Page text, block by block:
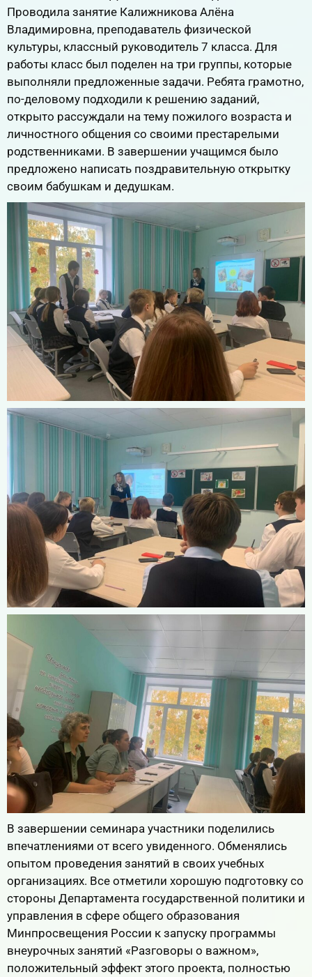
Проводила занятие Калижникова Алёна
Владимировна, преподаватель физической
культуры, классный руководитель 7 класса. Для
работы класс был поделен на три группы, которые
выполняли предложенные задачи. Ребята грамотно,
по-деловому подходили к решению заданий,
открыто рассуждали на тему пожилого возраста и
личностного общения со своими престарелыми
родственниками. В завершении учащимся было
предложено написать поздравительную открытку
своим бабушкам и дедушкам.
В завершении семинара участники поделились
впечатлениями от всего увиденного. Обменялись
опытом проведения занятий в своих учебных
организациях. Все отметили хорошую подготовку со
стороны Департамента государственной политики и
управления в сфере общего образования
Минпросвещения России к запуску программы
внеурочных занятий «Разговоры о важном»,
положительный эффект этого проекта, полностью